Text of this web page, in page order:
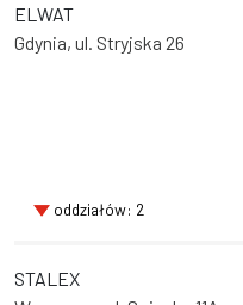
ELWAT
Gdynia, ul. Stryjska 26
oddziałów: 2
STALEX